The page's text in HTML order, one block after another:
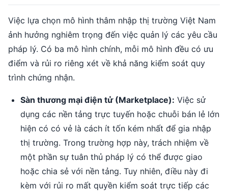
Việc lựa chọn mô hình thâm nhập thị trường Việt Nam
ảnh hưởng nghiêm trọng đến việc quản lý các yêu cầu
pháp lý. Có ba mô hình chính, mỗi mô hình đều có ưu
điểm và rủi ro riêng xét về khả năng kiểm soát quy
trình chứng nhận.
Sàn thương mại điện tử (Marketplace): Việc sử
dụng các nền tảng trực tuyến hoặc chuỗi bán lẻ lớn
hiện có có vẻ là cách ít tốn kém nhất để gia nhập
thị trường. Trong trường hợp này, trách nhiệm về
một phần sự tuân thủ pháp lý có thể được giao
hoặc chia sẻ với nền tảng. Tuy nhiên, điều này đi
kèm với rủi ro mất quyền kiểm soát trực tiếp các